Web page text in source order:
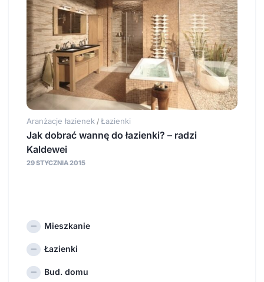
Aranżacje łazienek / Łazienki
Jak dobrać wannę do łazienki? – radzi
Kaldewei
29 STYCZNIA 2015
Mieszkanie
Łazienki
Bud. domu